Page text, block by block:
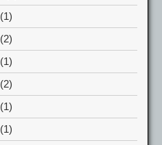
(1)
(2)
(1)
(2)
(1)
(1)